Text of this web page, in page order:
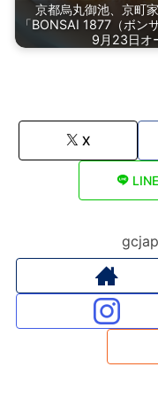
京都烏丸御池、京町
「BONSAI 1877（ボ
9月23日オ
X
LINE